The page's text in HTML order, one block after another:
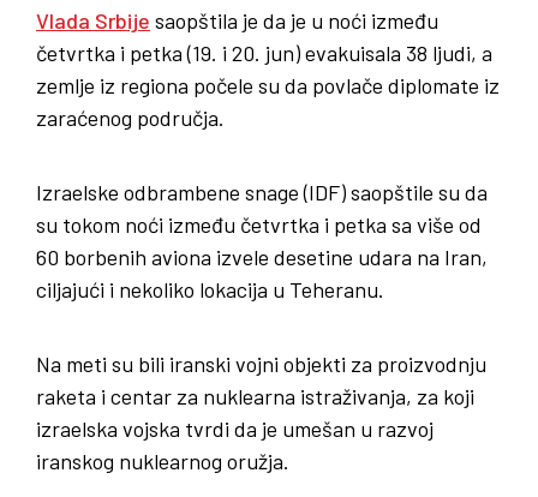
Vlada Srbije saopštila je da je u noći između
četvrtka i petka (19. i 20. jun) evakuisala 38 ljudi, a
zemlje iz regiona počele su da povlače diplomate iz
zaraćenog područja.
Izraelske odbrambene snage (IDF) saopštile su da
su tokom noći između četvrtka i petka sa više od
60 borbenih aviona izvele desetine udara na Iran,
ciljajući i nekoliko lokacija u Teheranu.
Na meti su bili iranski vojni objekti za proizvodnju
raketa i centar za nuklearna istraživanja, za koji
izraelska vojska tvrdi da je umešan u razvoj
iranskog nuklearnog oružja.